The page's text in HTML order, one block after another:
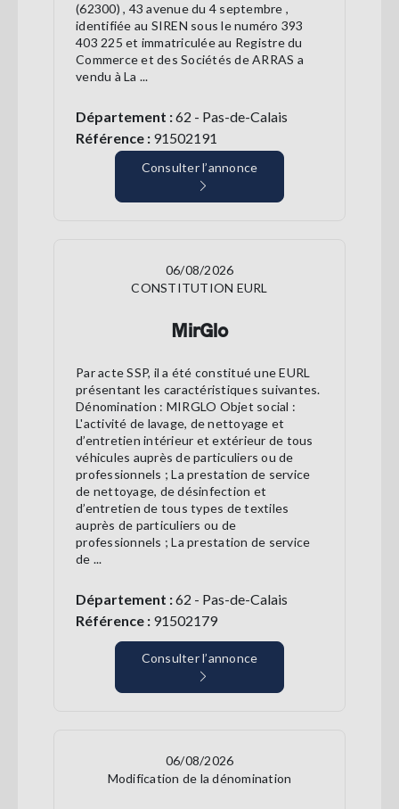
(62300) , 43 avenue du 4 septembre ,
identifiée au SIREN sous le numéro 393
403 225 et immatriculée au Registre du
Commerce et des Sociétés de ARRAS a
vendu à La ...
Département :62 - Pas-de-Calais
Référence : 91502191
Consulter l’annonce
06/08/2026
CONSTITUTION EURL
MirGlo
Par acte SSP, il a été constitué une EURL
présentant les caractéristiques suivantes.
Dénomination : MIRGLO Objet social :
L'activité de lavage, de nettoyage et
d’entretien intérieur et extérieur de tous
véhicules auprès de particuliers ou de
professionnels ; La prestation de service
de nettoyage, de désinfection et
d’entretien de tous types de textiles
auprès de particuliers ou de
professionnels ; La prestation de service
de ...
Département :62 - Pas-de-Calais
Référence : 91502179
Consulter l’annonce
06/08/2026
Modification de la dénomination